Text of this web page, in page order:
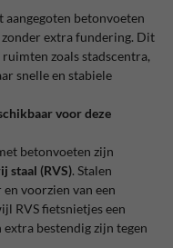
aangegoten betonvoeten
extra fundering. Dit
zoals stadscentra,
snelle en stabiele
voor deze
betonvoeten zijn
staal (RVS). Stalen
voorzien van een
RVS fietsnietjes een
bestendig zijn tegen